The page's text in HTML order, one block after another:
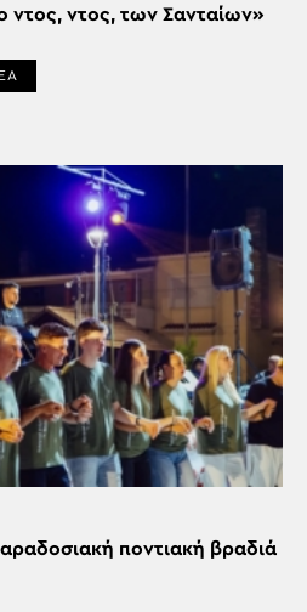
ντος, ντος, των Σανταίων»
ποντιακή βραδιά